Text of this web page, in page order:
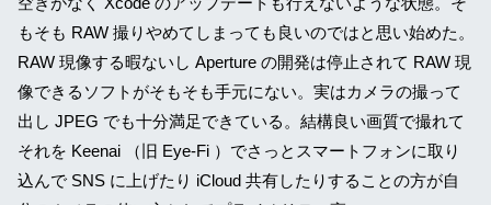
もそも RAW 撮りやめてしまっても良いのではと思い始めた。
RAW 現像する暇ないし Aperture の開発は停止されて RAW 現
像できるソフトがそもそも手元にない。実はカメラの撮って
出し JPEG でも十分満足できている。結構良い画質で撮れて
それを Keenai （旧 Eye-Fi ）でさっとスマートフォンに取り
込んで SNS に上げたり iCloud 共有したりすることの方が自